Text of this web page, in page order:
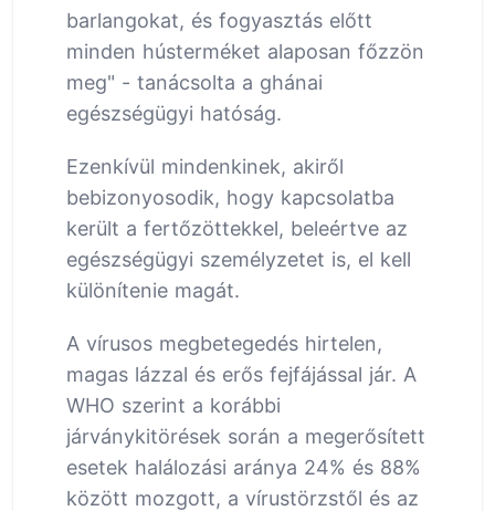
barlangokat, és fogyasztás előtt
minden hústerméket alaposan főzzön
meg" - tanácsolta a ghánai
egészségügyi hatóság.
Ezenkívül mindenkinek, akiről
bebizonyosodik, hogy kapcsolatba
került a fertőzöttekkel, beleértve az
egészségügyi személyzetet is, el kell
különítenie magát.
A vírusos megbetegedés hirtelen,
magas lázzal és erős fejfájással jár. A
WHO szerint a korábbi
járványkitörések során a megerősített
esetek halálozási aránya 24% és 88%
között mozgott, a vírustörzstől és az